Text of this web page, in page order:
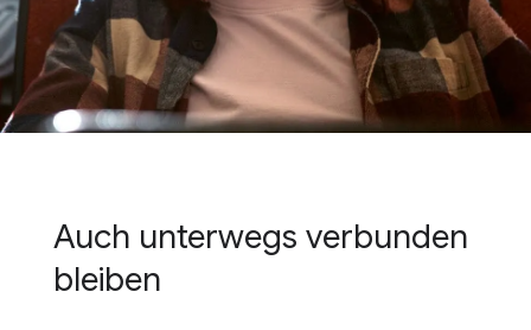
Auch unterwegs verbunden
bleiben